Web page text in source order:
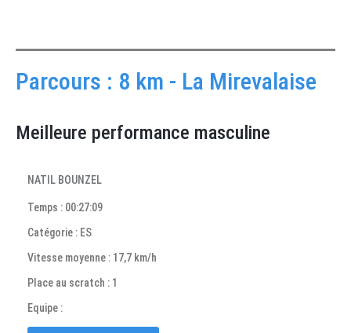
Parcours : 8 km - La Mirevalaise
Meilleure performance masculine
NATIL BOUNZEL
Temps : 00:27:09
Catégorie : ES
Vitesse moyenne : 17,7 km/h
Place au scratch : 1
Equipe :